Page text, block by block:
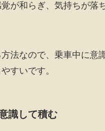
が和らぎ、気持ちが落
法なので、乗車中に意
すいです。
識して積む